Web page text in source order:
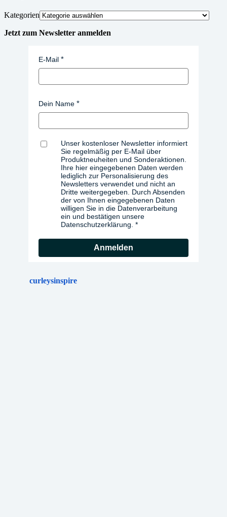
Kategorien
Jetzt zum Newsletter anmelden
E-Mail
Dein Name
Unser kostenloser Newsletter informiert
Sie regelmäßig per E-Mail über
Produktneuheiten und Sonderaktionen.
Ihre hier eingegebenen Daten werden
lediglich zur Personalisierung des
Newsletters verwendet und nicht an
Dritte weitergegeben. Durch Absenden
der von Ihnen eingegebenen Daten
willigen Sie in die Datenverarbeitung
ein und bestätigen unsere
Datenschutzerklärung.
Anmelden
curleysinspire